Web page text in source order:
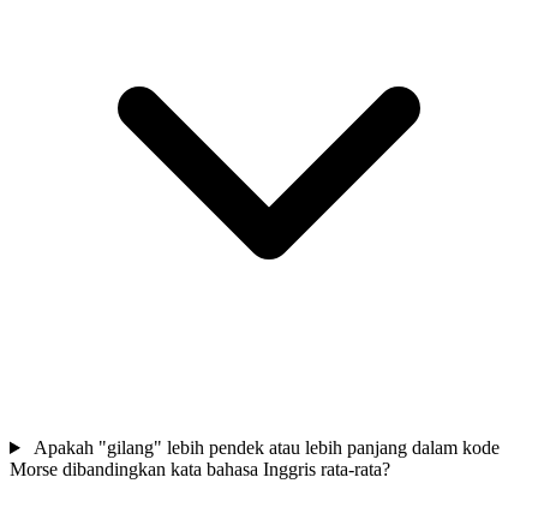
Apakah "gilang" lebih pendek atau lebih panjang dalam kode
Morse dibandingkan kata bahasa Inggris rata-rata?